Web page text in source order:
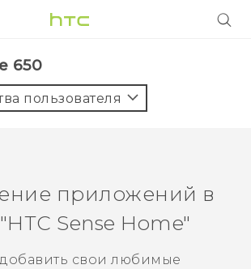
650‎
пользователя
приложений в
HTC Sense Home"‍
свои любимые